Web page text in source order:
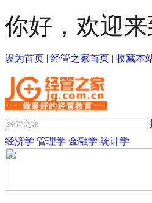
你好，欢迎
设为首页 | 经管之家首页 | 收藏本
经济学 管理学 金融学 统计学